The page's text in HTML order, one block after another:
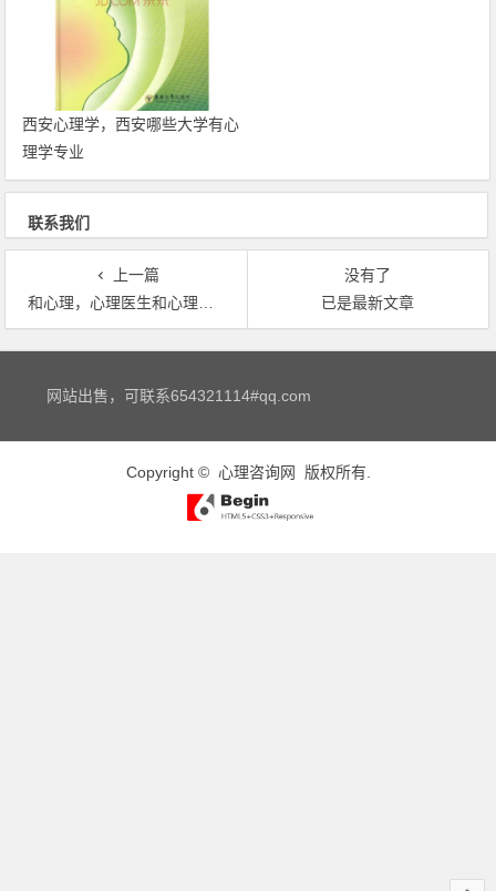
西安心理学，西安哪些大学有心
理学专业
联系我们
上一篇
和心理，心理医生和心理咨询师的区别？
没有了
已是最新文章
文章导航
网站出售，可联系654321114#qq.com
Copyright © 心理咨询网 版权所有.